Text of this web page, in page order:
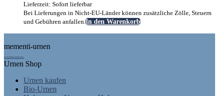
Lieferzeit: Sofort lieferbar
Bei Lieferungen in Nicht-EU-Länder können zusätzliche Zölle, Steuern
und Gebühren anfallen.In den Warenkorb
mementi-urnen
AUSGEZEICHNET.ORG
Urnen Shop
Urnen kaufen
Bio-Urnen